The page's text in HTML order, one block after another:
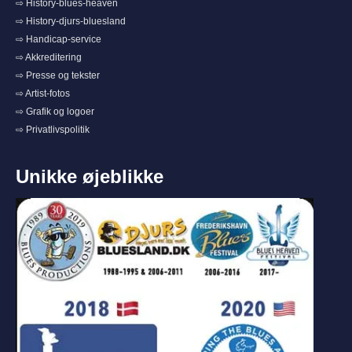
⇨ History-blues-heaven
⇨ History-djurs-bluesland
⇨ Handicap-service
⇨ Akkreditering
⇨ Presse og tekster
⇨ Artist-fotos
⇨ Grafik og logoer
⇨ Privatlivspolitik
Unikke øjeblikke